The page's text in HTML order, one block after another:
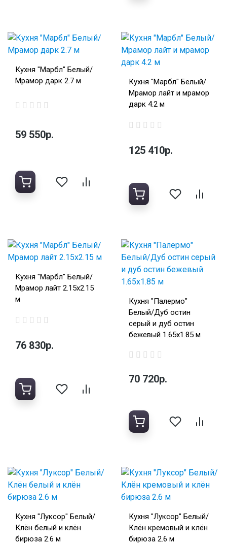
Кухня "Марбл" Белый/
Мрамор дарк 2.7 м
59 550р.
Кухня "Марбл" Белый/
Мрамор лайт и мрамор
дарк 4.2 м
125 410р.
Кухня "Марбл" Белый/
Мрамор лайт 2.15х2.15
м
76 830р.
Кухня "Палермо"
Белый/Дуб остин
серый и дуб остин
бежевый 1.65х1.85 м
70 720р.
Кухня "Луксор" Белый/
Клён белый и клён
бирюза 2.6 м
Кухня "Луксор" Белый/
Клён кремовый и клён
бирюза 2.6 м